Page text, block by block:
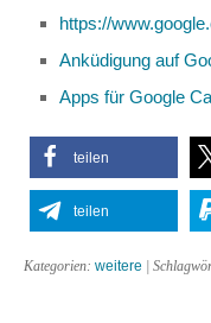
https://
Anküdigung auf
Apps für Google
teilen
teilen
Kategorien: weitere |